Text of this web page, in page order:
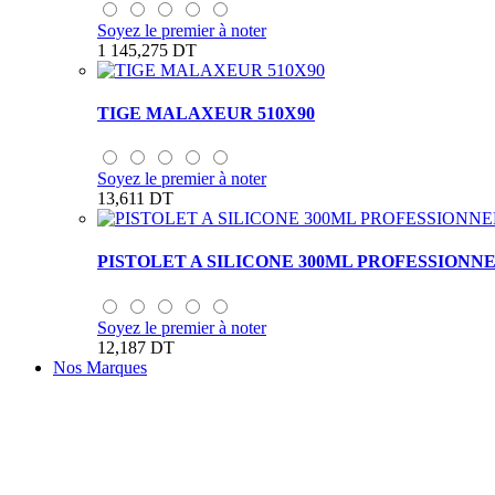
Soyez le premier à noter
1 145,275 DT
TIGE MALAXEUR 510X90
Soyez le premier à noter
13,611 DT
PISTOLET A SILICONE 300ML
Soyez le premier à noter
12,187 DT
Nos Marques